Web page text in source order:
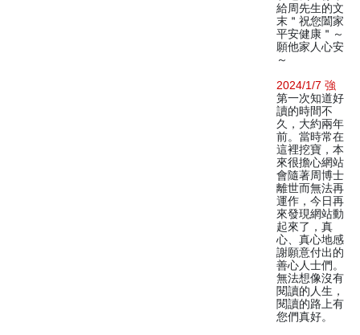
給周先生的文
末＂祝您闔家
平安健康＂～
願他家人心安
～
2024/1/7 強
第一次知道好
讀的時間不
久，大約兩年
前。當時常在
這裡挖寶，本
來很擔心網站
會隨著周博士
離世而無法再
運作，今日再
來發現網站動
起來了，真
心、真心地感
謝願意付出的
善心人士們。
無法想像沒有
閱讀的人生，
閱讀的路上有
您們真好。